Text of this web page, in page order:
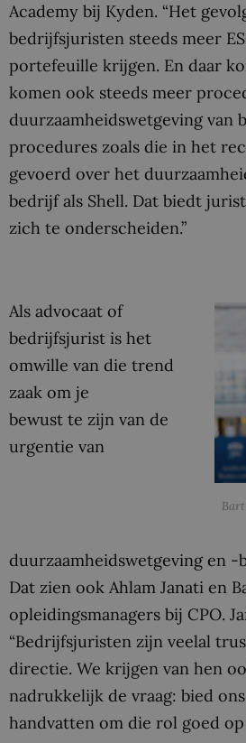
Academy bij Kyden. “Het
bedrijfsjuristen steeds meer
portefeuille krijgen. En daar
komen ook steeds meer
duurzaamheidswetgeving van
procedures zoals die in het
gevoerd over het
bedrijf als Shell. Dat biedt
zich te onderscheiden.”
Als advocaat of
bedrijfsjurist is het
omwille van die trend
zaak om je
bewust te zijn van de
urgentie van
duurzaamheidswetgeving en -
Dat zien ook Ahlam Janati en
opleidingsmanagers bij CPO.
“Bedrijfsjuristen zijn veelal
directie. We krijgen van hen
nadrukkelijk de vraag: bied
handvatten om die rol goed